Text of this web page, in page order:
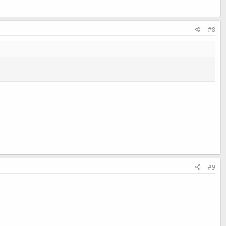
#8
#9